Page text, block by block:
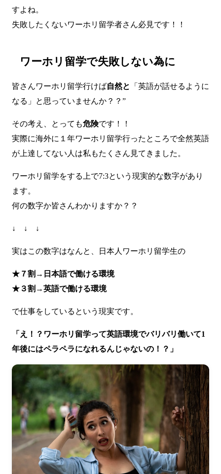
すよね。
失敗したくないワーホリ留学者さん必見です！！
ワーホリ留学で失敗しない為に
皆さんワーホリ留学行けば自然と
「英語が話せるように
なる」と思っていませんか？？”
その考え、とっても危険です！！
実際に海外に１年ワーホリ留学行ったところで全然英語
が上達してない人は私もたくさん見てきました。
ワーホリ留学をする上で7:3という現実的な数字があり
ます。
何の数字か皆さんわかりますか？？
↓ ↓ ↓
実はこの数字はなんと、日本人ワーホリ留学生の
★７割→日本語で働ける環境
★３割→英語で働ける環境
で仕事をしているという現実です。
「え！？ワーホリ留学って英語環境でバリバリ働いて1
年後にはペラペラになれるんじゃないの！？」